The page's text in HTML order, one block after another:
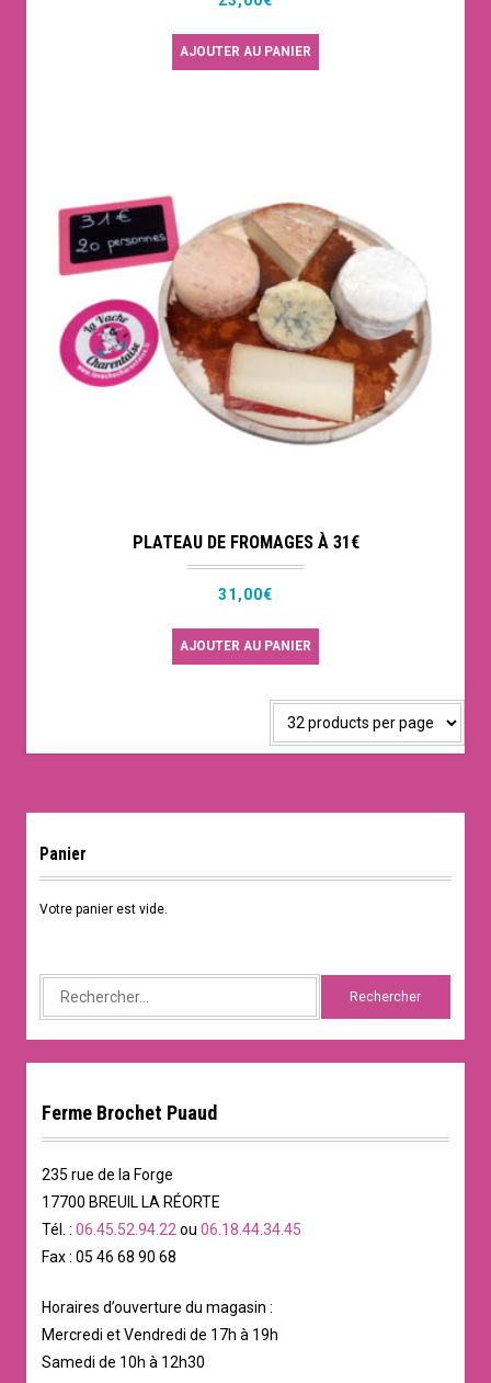
AJOUTER AU PANIER
PLATEAU DE FROMAGES À 31€
31,00€
AJOUTER AU PANIER
Panier
Votre panier est vide.
Ferme Brochet Puaud
235 rue de la Forge
17700 BREUIL LA RÉORTE
Tél. : 06.45.52.94.22 ou 06.18.44.34.45
Fax : 05 46 68 90 68
Horaires d’ouverture du magasin :
Mercredi et Vendredi de 17h à 19h
Samedi de 10h à 12h30